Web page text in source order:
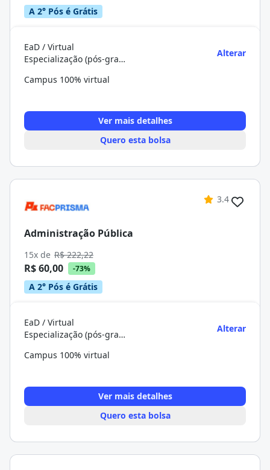
A 2° Pós é Grátis
EaD / Virtual
Especialização (pós-graduação)
Alterar
Campus 100% virtual
Ver mais detalhes
Quero esta bolsa
3.4
Administração Pública
15x de R$ 222,22
R$ 60,00 -73%
A 2° Pós é Grátis
EaD / Virtual
Especialização (pós-graduação)
Alterar
Campus 100% virtual
Ver mais detalhes
Quero esta bolsa